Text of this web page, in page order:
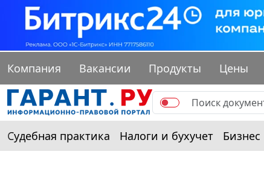
Компания Вакансии Продукты Цены
Судебная практика Налоги и бухучет Бизнес